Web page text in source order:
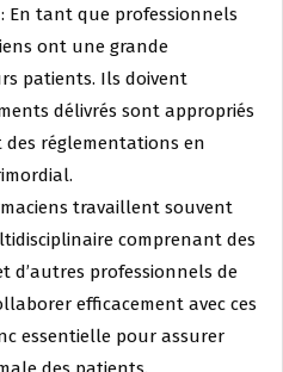
En tant que professionnels
ont une grande
patients. Ils doivent
délivrés sont appropriés
des réglementations en
travaillent souvent
comprenant des
d’autres professionnels de
efficacement avec ces
essentielle pour assurer